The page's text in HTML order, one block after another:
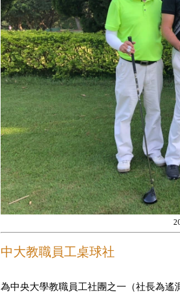
中大教職員工桌球社
為中央大學教職員工社團之一（社長為